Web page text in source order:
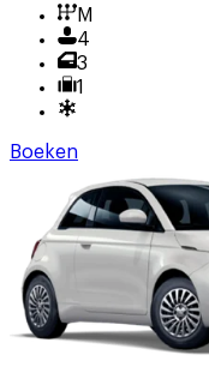
M
4
3
1
Boeken